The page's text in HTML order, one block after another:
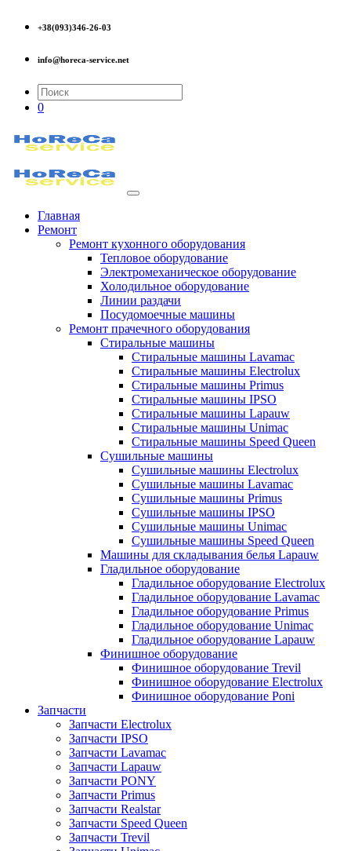
+38(093)346-26-03
info@horeca-service.net
0
Главная
Ремонт
Ремонт кухонного оборудования
Тепловое оборудование
Электромеханическое оборудование
Холодильное оборудование
Линии раздачи
Посудомоечные машины
Ремонт прачечного оборудования
Стиральные машины
Стиральные машины Lavamac
Стиральные машины Electrolux
Стиральные машины Primus
Стиральные машины IPSO
Стиральные машины Lapauw
Стиральные машины Unimac
Стиральные машины Speed Queen
Сушильные машины
Сушильные машины Electrolux
Сушильные машины Lavamac
Сушильные машины Primus
Сушильные машины IPSO
Сушильные машины Unimac
Сушильные машины Speed Queen
Машины для складывания белья Lapauw
Гладильное оборудование
Гладильное оборудование Electrolux
Гладильное оборудование Lavamac
Гладильное оборудование Primus
Гладильное оборудование Unimac
Гладильное оборудование Lapauw
Финишное оборудование
Финишное оборудование Trevil
Финишное оборудование Electrolux
Финишное оборудование Poni
Запчасти
Запчасти Electrolux
Запчасти IPSO
Запчасти Lavamac
Запчасти Lapauw
Запчасти PONY
Запчасти Primus
Запчасти Realstar
Запчасти Speed Queen
Запчасти Trevil